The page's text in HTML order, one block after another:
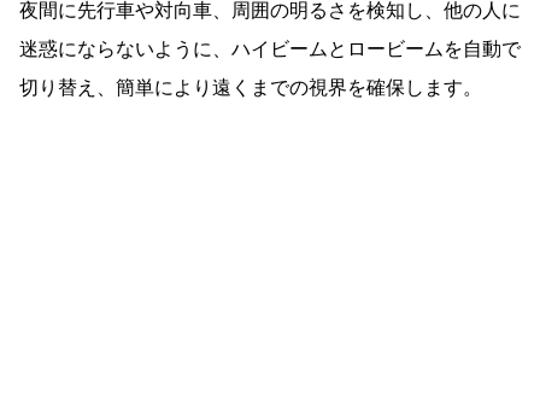
夜間に先行車や対向車、周囲の明るさを検知し、他の人に
迷惑にならないように、ハイビームとロービームを自動で
切り替え、簡単により遠くまでの視界を確保します。